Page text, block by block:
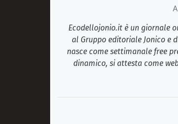
Ecodellojonio.it è un giornale
al Gruppo editoriale Jonico e
nasce come settimanale free
dinamico, si attesta come